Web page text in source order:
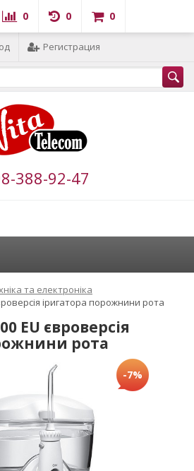
0 0 0
Регистрация
388-92-47
та електроніка
іригатора порожнини рота
EU євроверсія
рота
-7%